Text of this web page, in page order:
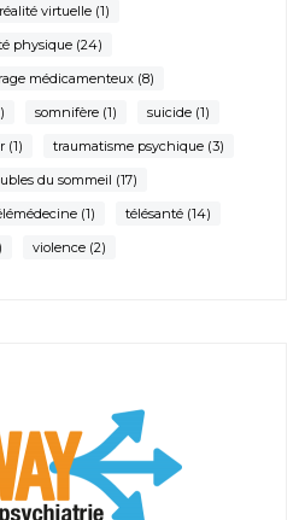
réalité virtuelle (1)
physique (24)
médicamenteux (8)
somnifère (1) suicide (1)
(1) traumatisme psychique (3)
du sommeil (17)
(1) télésanté (14)
violence (2)